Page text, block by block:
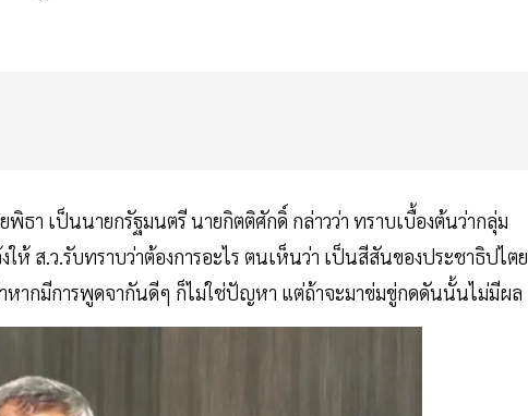
า เป็นนายกรัฐมนตรี นายกิตติศักดิ์ กล่าวว่า ทราบเบื้องต้นว่ากลุ่ม
ห้ ส.ว.รับทราบว่าต้องการอะไร ตนเห็นว่า เป็นสีสันของประชาธิปไตย
ากมีการพูดจากันดีๆ ก็ไม่ใช่ปัญหา แต่ถ้าจะมาข่มขู่กดดันนั้นไม่มีผล